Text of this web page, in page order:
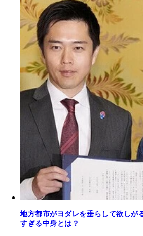
地方都市がヨダレを垂らして欲しが
すぎる中身とは？